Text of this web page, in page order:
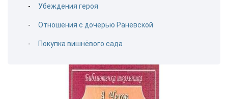
Убеждения героя
Отношения с дочерью Раневской
Покупка вишнёвого сада